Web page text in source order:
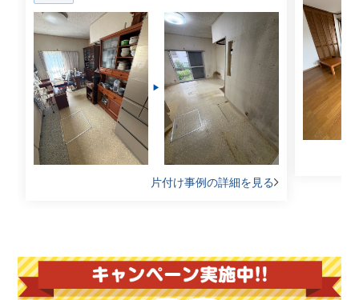
片付け事例の詳細を見る